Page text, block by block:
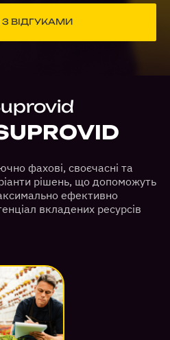
ВІДГУКАМИ
фахові, своєчасні та
рішень, що допоможуть
ефективно
вкладених ресурсів